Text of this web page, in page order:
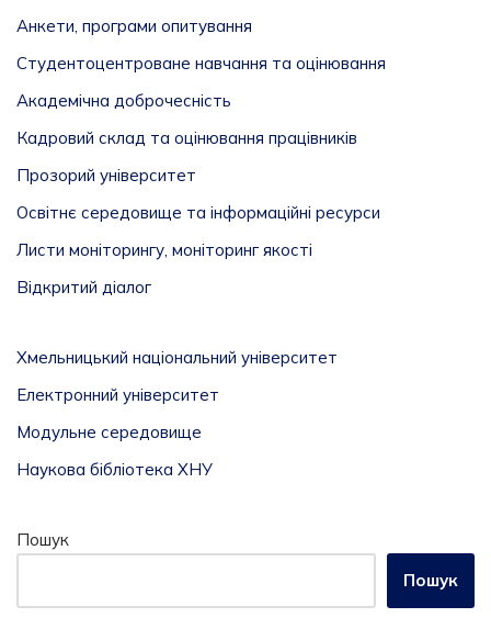
Анкети, програми опитування
Студентоцентроване навчання та оцінювання
Академічна доброчесність
Кадровий склад та оцінювання працівників
Прозорий університет
Освітнє середовище та інформаційні ресурси
Листи моніторингу, моніторинг якості
Відкритий діалог
Хмельницький національний університет
Електронний університет
Модульне середовище
Наукова бібліотека ХНУ
Пошук
Пошук